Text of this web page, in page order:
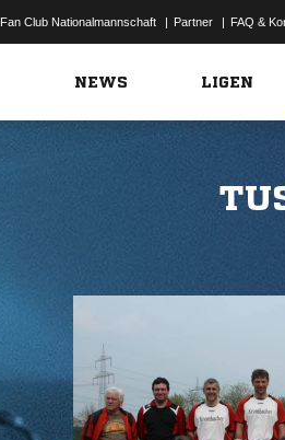
Fan Club Nationalmannschaft | Partner | FAQ &
NEWS LIGEN